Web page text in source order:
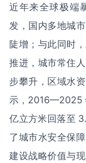
近年来全球极端
发，国内多地城
陡增；与此同时
推进，城市常住
步攀升，区域水
示，2016—2025
亿立方米回落至
了城市水安全保
建设战略价值与